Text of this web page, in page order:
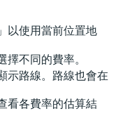
以使用當前位置地
不同的費率。
示路線。路線也會在
看各費率的估算結